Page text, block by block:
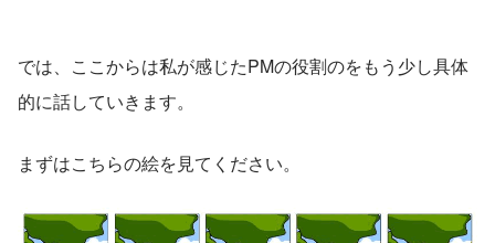
では、ここからは私が感じたPMの役割のをもう少し具体
的に話していきます。
まずはこちらの絵を見てください。